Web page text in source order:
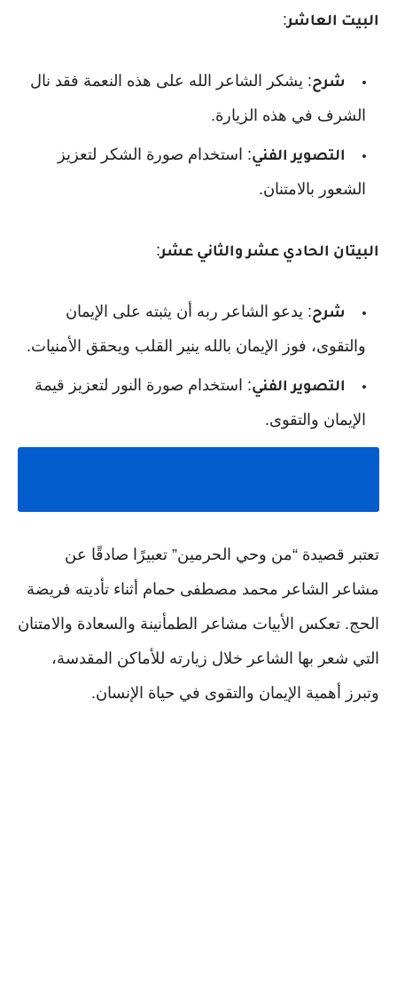
البيت العاشر:
شرح: يشكر الشاعر الله على هذه النعمة فقد نال
الشرف في هذه الزيارة.
التصوير الفني: استخدام صورة الشكر لتعزيز
الشعور بالامتنان.
البيتان الحادي عشر والثاني عشر:
شرح: يدعو الشاعر ربه أن يثبته على الإيمان
والتقوى، فوز الإيمان بالله ينير القلب ويحقق الأمنيات.
التصوير الفني: استخدام صورة النور لتعزيز قيمة
الإيمان والتقوى.
تعتبر قصيدة “من وحي الحرمين” تعبيرًا صادقًا عن
مشاعر الشاعر محمد مصطفى حمام أثناء تأديته فريضة
الحج. تعكس الأبيات مشاعر الطمأنينة والسعادة والامتنان
التي شعر بها الشاعر خلال زيارته للأماكن المقدسة،
وتبرز أهمية الإيمان والتقوى في حياة الإنسان.